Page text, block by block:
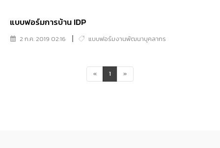
แบบฟอร์มการบ้าน IDP
2 ก.ค. 2019 02:16 แบบฟอร์มงานพัฒนาบุคลากร
« 1 »